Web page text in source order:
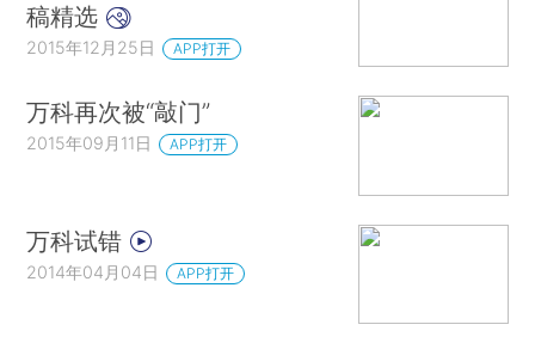
稿精选
2015年12月25日 APP打开
万科再次被“敲门”
2015年09月11日 APP打开
万科试错
2014年04月04日 APP打开